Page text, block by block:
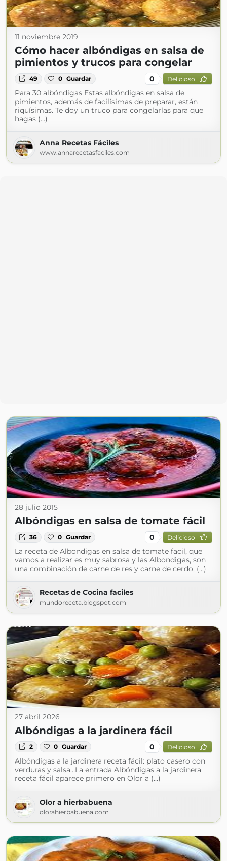
11 noviembre 2019
Cómo hacer albóndigas en salsa de
pimientos y trucos para congelar
49 0 Guardar 0 Delicioso
Para 30 albóndigas Estas albóndigas en salsa de
pimientos, además de facilísimas de preparar, están
riquísimas. Te doy un truco para congelarlas para que
hagas (...)
Anna Recetas Fáciles
www.annarecetasfaciles.com
28 julio 2015
Albóndigas en salsa de tomate fácil
36 0 Guardar 0 Delicioso
La receta de Albondigas en salsa de tomate facil, que
vamos a realizar es muy sabrosa y las Albondigas, son
una combinación de carne de res y carne de cerdo, (...)
Recetas de Cocina faciles
mundoreceta.blogspot.com
27 abril 2026
Albóndigas a la jardinera fácil
2 0 Guardar 0 Delicioso
Albóndigas a la jardinera receta fácil: plato casero con
verduras y salsa…La entrada Albóndigas a la jardinera
receta fácil aparece primero en Olor a (...)
Olor a hierbabuena
olorahierbabuena.com